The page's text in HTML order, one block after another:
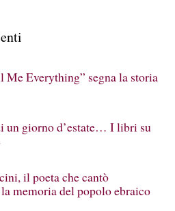
Everything” segna la storia
un giorno d’estate… I libri su
il poeta che cantò
memoria del popolo ebraico